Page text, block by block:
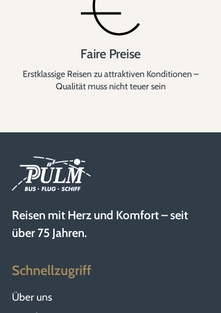
Faire Preise
Erstklassige Reisen zu attraktiven Konditionen –
Qualität muss nicht teuer sein
Reisen mit Herz und Komfort – seit
über 75 Jahren.
Schnellzugriff
Über uns